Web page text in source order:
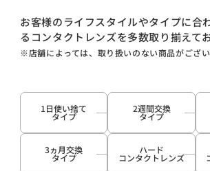
お客様のライフスタイルやタイプに合
るコンタクトレンズを多数取り揃えて
※店舗によっては、取り扱いのない商品がござい
1日使い捨て
タイプ
2週間交換
タイプ
3ヵ月交換
タイプ
ハード
コンタクトレンズ